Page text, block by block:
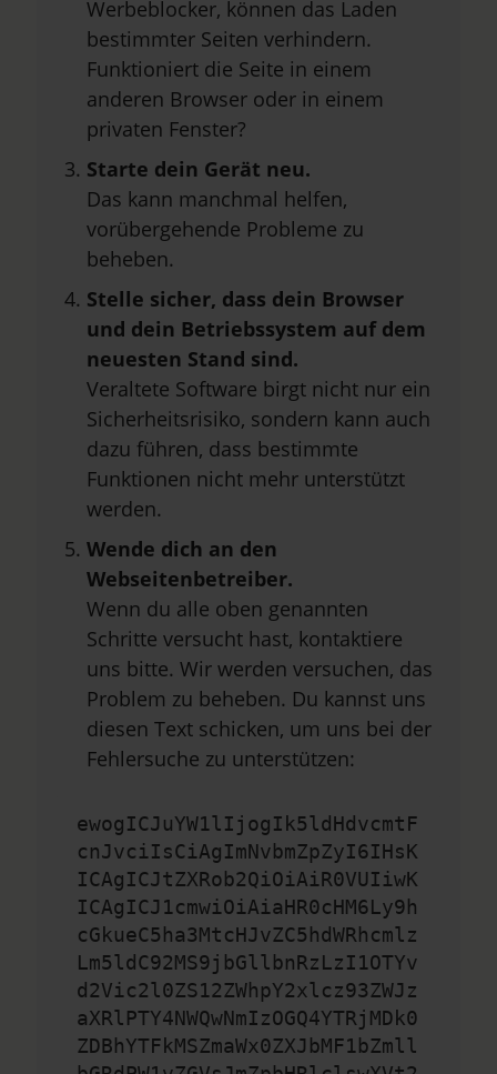
Werbeblocker, können das Laden
bestimmter Seiten verhindern.
Funktioniert die Seite in einem
anderen Browser oder in einem
privaten Fenster?
Starte dein Gerät neu.
Das kann manchmal helfen,
vorübergehende Probleme zu
beheben.
Stelle sicher, dass dein Browser
und dein Betriebssystem auf dem
neuesten Stand sind.
Veraltete Software birgt nicht nur ein
Sicherheitsrisiko, sondern kann auch
dazu führen, dass bestimmte
Funktionen nicht mehr unterstützt
werden.
Wende dich an den
Webseitenbetreiber.
Wenn du alle oben genannten
Schritte versucht hast, kontaktiere
uns bitte. Wir werden versuchen, das
Problem zu beheben. Du kannst uns
diesen Text schicken, um uns bei der
Fehlersuche zu unterstützen:
ewogICJuYW1lIjogIk5ldHdvcmtF
cnJvciIsCiAgImNvbmZpZyI6IHsK
ICAgICJtZXRob2QiOiAiR0VUIiwK
ICAgICJ1cmwiOiAiaHR0cHM6Ly9h
cGkueC5ha3MtcHJvZC5hdWRhcmlz
Lm5ldC92MS9jbGllbnRzLzI1OTYv
d2Vic2l0ZS12ZWhpY2xlcz93ZWJz
aXRlPTY4NWQwNmIzOGQ4YTRjMDk0
ZDBhYTFkMSZmaWx0ZXJbMF1bZmll